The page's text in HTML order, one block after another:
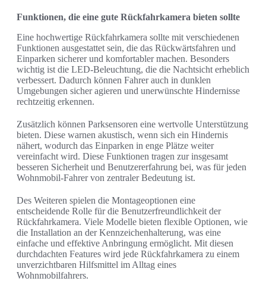
Funktionen, die eine gute Rückfahrkamera bieten sollte
Eine hochwertige Rückfahrkamera sollte mit verschiedenen
Funktionen ausgestattet sein, die das Rückwärtsfahren und
Einparken sicherer und komfortabler machen. Besonders
wichtig ist die LED-Beleuchtung, die die Nachtsicht erheblich
verbessert. Dadurch können Fahrer auch in dunklen
Umgebungen sicher agieren und unerwünschte Hindernisse
rechtzeitig erkennen.
Zusätzlich können Parksensoren eine wertvolle Unterstützung
bieten. Diese warnen akustisch, wenn sich ein Hindernis
nähert, wodurch das Einparken in enge Plätze weiter
vereinfacht wird. Diese Funktionen tragen zur insgesamt
besseren Sicherheit und Benutzererfahrung bei, was für jeden
Wohnmobil-Fahrer von zentraler Bedeutung ist.
Des Weiteren spielen die Montageoptionen eine
entscheidende Rolle für die Benutzerfreundlichkeit der
Rückfahrkamera. Viele Modelle bieten flexible Optionen, wie
die Installation an der Kennzeichenhalterung, was eine
einfache und effektive Anbringung ermöglicht. Mit diesen
durchdachten Features wird jede Rückfahrkamera zu einem
unverzichtbaren Hilfsmittel im Alltag eines
Wohnmobilfahrers.